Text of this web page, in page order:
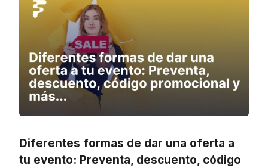
Diferentes formas de dar una oferta a
tu evento: Preventa, descuento, código